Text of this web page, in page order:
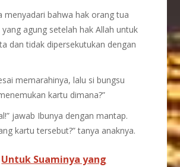
menyadari bahwa hak orang tua
agung setelah hak Allah untuk
dan tidak dipersekutukan dengan
memarahinya, lalu si bungsu
kartu dimana?”
jawab Ibunya dengan mantap.
kartu tersebut?” tanya anaknya.
Untuk Suaminya yang